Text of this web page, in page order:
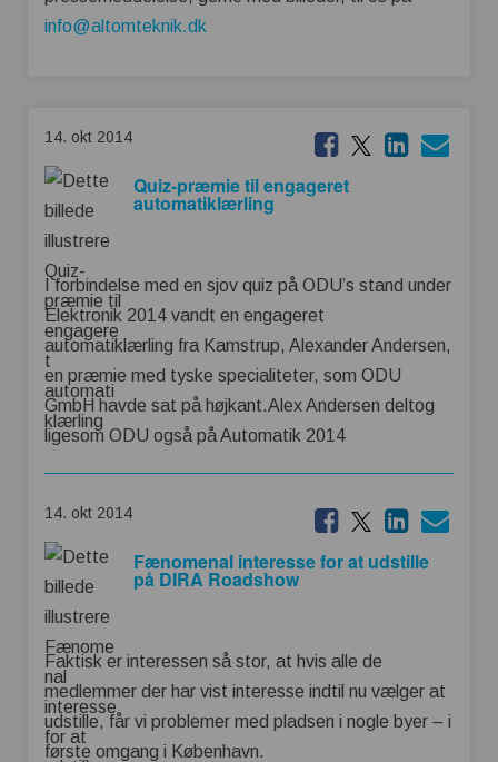
info@altomteknik.dk
14. okt 2014
Quiz-præmie til engageret
automatiklærling
I forbindelse med en sjov quiz på ODU’s stand under
Elektronik 2014 vandt en engageret
automatiklærling fra Kamstrup, Alexander Andersen,
en præmie med tyske specialiteter, som ODU
GmbH havde sat på højkant.Alex Andersen deltog
ligesom ODU også på Automatik 2014
14. okt 2014
Fænomenal interesse for at udstille
på DIRA Roadshow
Faktisk er interessen så stor, at hvis alle de
medlemmer der har vist interesse indtil nu vælger at
udstille, får vi problemer med pladsen i nogle byer – i
første omgang i København.